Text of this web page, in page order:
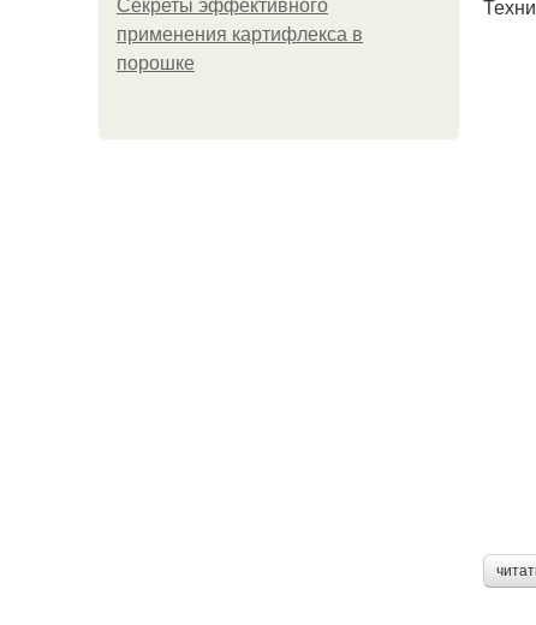
Секреты эффективного
применения картифлекса в
порошке